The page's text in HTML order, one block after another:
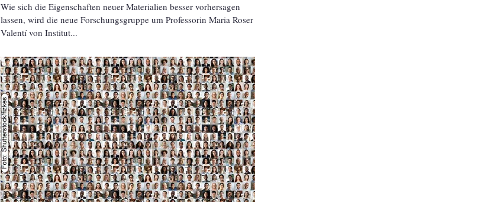
Wie sich die Eigenschaften neuer Materialien besser vorhersagen
lassen, wird die neue Forschungsgruppe um Professorin Maria Roser
Valentí von Institut